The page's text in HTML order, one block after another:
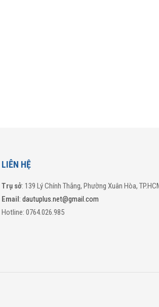
LIÊN HỆ
Trụ sở: 139 Lý Chính Thắng, Phường Xuân Hòa,
Email:dautuplus.net@gmail.com
Hotline: 0764.026.985